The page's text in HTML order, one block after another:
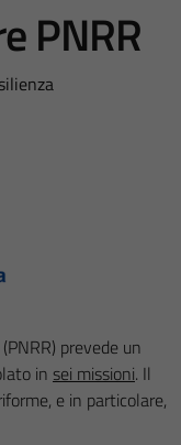
PNRR
prevede un
in sei missioni. Il
e in particolare,